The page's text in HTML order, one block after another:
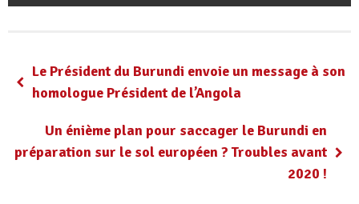
Le Président du Burundi envoie un message à son
homologue Président de l’Angola
Un énième plan pour saccager le Burundi en
préparation sur le sol européen ? Troubles avant
2020 !